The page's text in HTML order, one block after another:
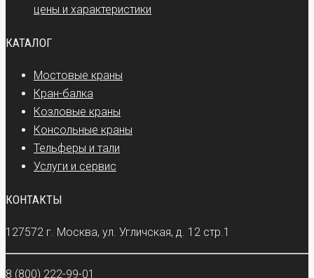
цены и характеристики
КАТАЛОГ
Мостовые краны
Кран-балка
Козловые краны
Консольные краны
Тельферы и тали
Услуги и сервис
КОНТАКТЫ
127572 г. Москва, ул. Угличская, д. 12 стр.1
8 (800) 222-99-01